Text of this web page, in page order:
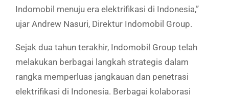
Indomobil menuju era elektrifikasi di Indonesia,”
ujar Andrew Nasuri, Direktur Indomobil Group.
Sejak dua tahun terakhir, Indomobil Group telah
melakukan berbagai langkah strategis dalam
rangka memperluas jangkauan dan penetrasi
elektrifikasi di Indonesia. Berbagai kolaborasi